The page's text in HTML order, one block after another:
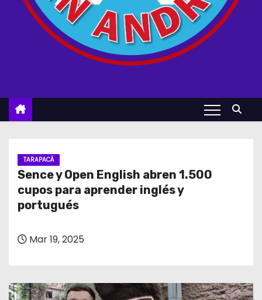
TARAPACÁ
Sence y Open English abren 1.500
cupos para aprender inglés y
portugués
Mar 19, 2025